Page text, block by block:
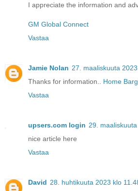
I appreciate the information and
GM Global Connect
Vastaa
Jamie Nolan 27. maaliskuuta
Thanks for information.. Home
Vastaa
upsers.com login 29.
nice article here
Vastaa
David 28. huhtikuuta 2023 klo